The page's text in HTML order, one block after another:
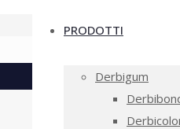
PRODOTTI
Derbigum